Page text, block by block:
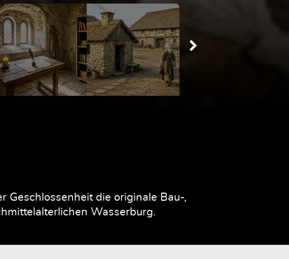
Geschlossenheit die originale Bau-,
Wasserburg.